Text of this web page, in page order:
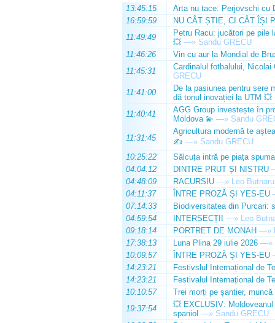
13:45:15
Arta nu tace: Perjovschi cu
16:59:59
NU CÂT ȘTIE, CI CÂT ÎȘI
11:49:49
Petru Racu: jucători pe pile
💥 —» Sandu GRECU
11:46:26
Vin cu aur la Mondial de
11:45:31
Cardinalul fotbalului,
GRECU
11:41:00
De la pasiunea pentru sere
dă tonul inovației la UTM 💥
11:40:41
AGG Group investește în
Moldova 💫 —» Sandu
11:31:45
Agricultura modernă te
✍️ —» Sandu GRECU
10:25:22
Sălcuța intră pe piața
04:04:12
DINTRE PRUT ȘI NISTRU
04:48:09
RACURSIU —» Leo Butnaru
04:11:37
ÎNTRE PROZĂ ȘI YES-EU
07:14:33
Biodiversitatea din Purcari:
04:59:54
INTERSECȚII —» Leo
09:18:14
PORTRET DE MONAH —»
17:38:13
Luna Plina 29 iulie 2026 —»
10:09:57
ÎNTRE PROZĂ ȘI YES-EU
14:23:21
Festivslul Internațional de
14:23:21
Festivalul Internațional de
10:10:57
Trei morți pe șantier, muncă
19:37:54
💥 EXCLUSIV:
spaniol —» Sandu GRECU